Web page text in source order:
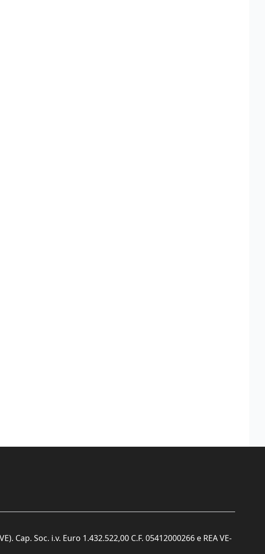
Cap. Soc. i.v. Euro 1.432.522,00 C.F. 05412000266 e REA VE-